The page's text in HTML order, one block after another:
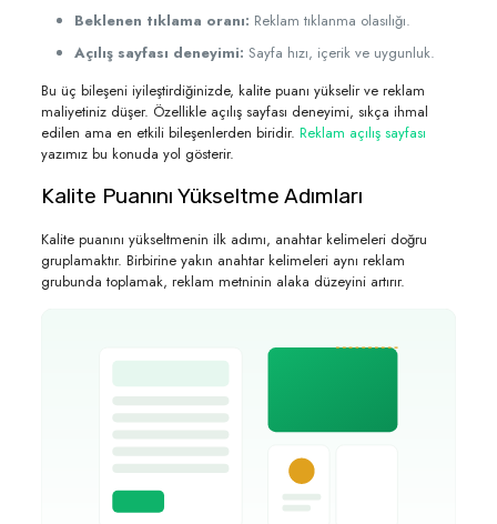
Beklenen tıklama oranı: Reklam tıklanma olasılığı.
Açılış sayfası deneyimi: Sayfa hızı, içerik ve uygunluk.
Bu üç bileşeni iyileştirdiğinizde, kalite puanı yükselir ve reklam
maliyetiniz düşer. Özellikle açılış sayfası deneyimi, sıkça ihmal
edilen ama en etkili bileşenlerden biridir. Reklam açılış sayfası
yazımız bu konuda yol gösterir.
Kalite Puanını Yükseltme Adımları
Kalite puanını yükseltmenin ilk adımı, anahtar kelimeleri doğru
gruplamaktır. Birbirine yakın anahtar kelimeleri aynı reklam
grubunda toplamak, reklam metninin alaka düzeyini artırır.